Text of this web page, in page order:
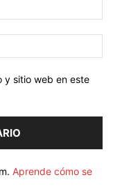
y sitio web en este
Aprende cómo se